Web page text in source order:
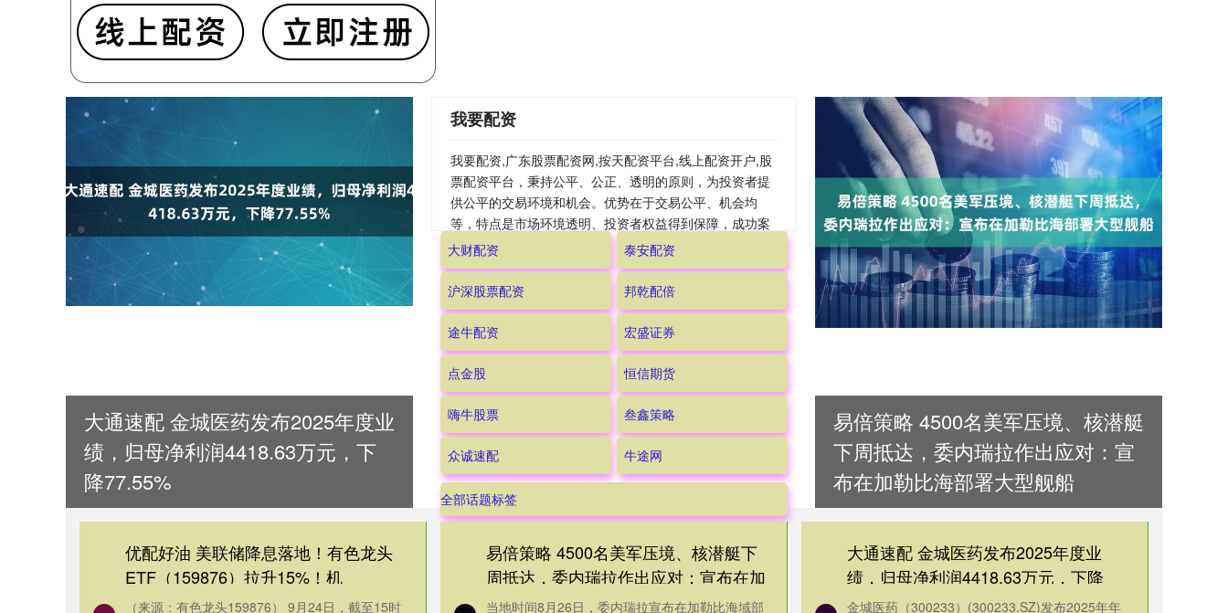
大通速配 金城医药发布2025年度业
绩，归母净利润4418.63万元，下
降77.55%
我要配资
我要配资,广东股票配资网,按天配资平台,线上配资开户,股
票配资平台，秉持公平、公正、透明的原则，为投资者提
供公平的交易环境和机会。优势在于交易公平、机会均
等，特点是市场环境透明、投资者权益得到保障，成功案
例众多，是投资者实现公平投资的重要平台。
大财配资 泰安配资
沪深股票配资 邦乾配倍
途牛配资 宏盛证券
点金股 恒信期货
嗨牛股票 叁鑫策略
众诚速配 牛途网
全部话题标签
易倍策略 4500名美军压境、核潜艇
下周抵达，委内瑞拉作出应对：宣
布在加勒比海部署大型舰船
优配好油 美联储降息落地！有色龙头
ETF（159876）拉升15%！机
（来源：有色龙头159876） 9月24日，截至15时
易倍策略 4500名美军压境、核潜艇下
周抵达，委内瑞拉作出应对：宣布在加
勒比海部署大型舰船
当地时间8月26日，委内瑞拉宣布在加勒比海域部
大通速配 金城医药发布2025年度业
绩，归母净利润4418.63万元，下降
77.55%
金城医药（300233）(300233.SZ)发布2025年年